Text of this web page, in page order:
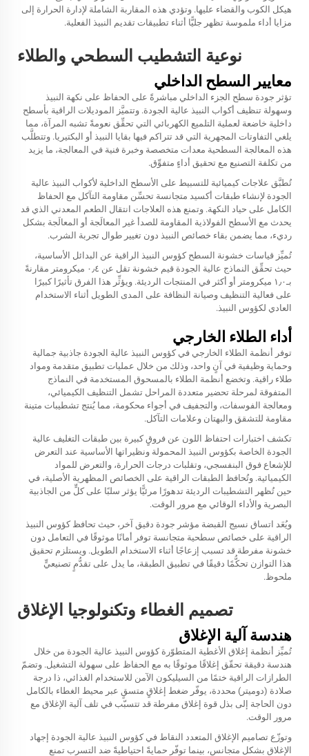
هيكل الكوب والقضاء عليها. وتؤدي هذه المقاربة الشاملة لإدارة الحرارة إلى
مزايا أداء ملموسة تظهر جليًّا أثناء تطبيقات تقديم النبيذ الفعلية.
نوعية التشطيب السطحي والطلاء
معايير السطح الداخلي
تؤثر جودة سطح الجزء الداخلي مباشرةً على الحفاظ على نكهة النبيذ
وسهولة تنظيف أكواب النبيذ عالية الجودة. وتتميَّز الموديلات الراقية بأسطح
داخلية خاضعة لعملية التلميع الكهربائي التي تحقِّق نعومةً تشبه المرآة، مما
يلغي التفاوتات المجهرية التي قد تتراكم فيها بقايا النبيذ أو البكتيريا. وتتطلَّب
هذه المعالجة السطحية معدات متخصصة وخبرة فنية في المعالجة، ما يزيد
من تكلفة التصنيع مع تحقيق أداءٍ متفوِّق.
تُطبَّق علاجات كيميائية للتسبيط على الأسطح الداخلية لأكواب النبيذ عالية
الجودة لإنشاء طبقات أكسيد متجانسة تحسِّن مقاومة التآكل مع الحفاظ
الكامل على حياد النكهة. وتمنع هذه العلاجات انتقال الطعم المعدني الذي قد
يحدث مع الأسطح الفولاذية المقاومة للصدأ غير المعالَجة أو المعالَجة بشكل
رديء، مما يضمن بقاء خصائص النبيذ دون تغيير طوال تجربة الشرب.
تُميِّز قياسات خشونة السطح كؤوس النبيذ الراقية عن البدائل الأساسية،
حيث تحقِّق النماذج عالية الجودة قيم خشونة تقل عن ٠٫٤ ميكرومتر مقارنةً
بـ١٫٠ ميكرومتر أو أكثر في المنتجات الرديئة. ويؤثِّر هذا الفرق تأثيرًا كبيرًا
على فعالية التنظيف وصيانة النظافة على المدى الطويل أثناء الاستخدام
العادي لكؤوس النبيذ.
أداء الطلاء الخارجي
توفر أنظمة الطلاء الخارجي في كؤوس النبيذ عالية الجودة جاذبية جمالية
وحماية وظيفية في آنٍ واحد، وذلك من خلال عمليات تطبيق متقدمة ومواد
طلاء راقية. وتخضع أنظمة الطلاء بالمسحوق المستخدمة في النماذج
المتفوقة لمرحلة تحضير متعددة المراحل تشمل التنظيف الكيميائي،
ومعالجة الفوسفات، والتجفيف في أجواء محكومة، مما يُنتج تشطيبات متينة
مقاومة للتشقق والبهتان وعلامات التآكل.
تكشف اختبارات احتفاظ اللون عن فروقٍ كبيرة بين طبقات التغليف عالية
الجودة الخاصة بكؤوس النبيذ المحمولة ونظيراتها الأساسية عند التعرض
للإشعاع فوق البنفسجي، وتقلبات درجات الحرارة، والتعرض للمواد
الكيميائية. وتُحافظ الطبقات الراقية على الخصائص المظهرية الأصلية، في
حين تُظهر التشطيبات الرديئة تدهورًا مرئيًّا يؤثر سلبًا على كلٍّ من الجاذبية
البصرية والأداء الوقائي مع مرور الوقت.
ويُعَد اتساق نسيج القبضة مؤشر جودة دقيق آخر، حيث تحافظ كؤوس النبيذ
الراقية على خصائص سطحية متجانسة توفر أمانًا موثوقًا في التعامل دون
خشونة مفرطة قد تسبب إزعاجًا أثناء الاستخدام الطويل. ويستلزم تحقيق
هذا التوازن تحكُّمًا دقيقًا في تطبيق الطبقة، ما يدل على تقدُّمٍ تصنيعيٍّ
ملحوظ.
تصميم الغطاء وتكنولوجيا الإغلاق
هندسة آلية الإغلاق
تُميِّز أنظمة إغلاق الأغطية المتطوّرة كؤوس النبيذ عالية الجودة من خلال
هندسة دقيقة تحقّق إغلاقًا موثوقًا به مع الحفاظ على سهولة التشغيل. وتضمّ
الطرازات الراقية ختمًا من السيليكون الآمن للاستخدام الغذائي، ذا درجة
صلادة (دوميتر) محددة، يوفّر ضغط إغلاقٍ متسقٍ عبر محيط الغطاء بالكامل
دون الحاجة إلى بذل قوة إغلاق مفرطة قد تتسبّب في تلف آلية الإغلاق مع
مرور الوقت.
وتوزّع تصاميم الإغلاق المتعدد النقاط في كؤوس النبيذ عالية الجودة إجهاد
الإغلاق بشكل متجانس، بينما توفّر حمايةً احتياطيةً ضد التسرب تمنع